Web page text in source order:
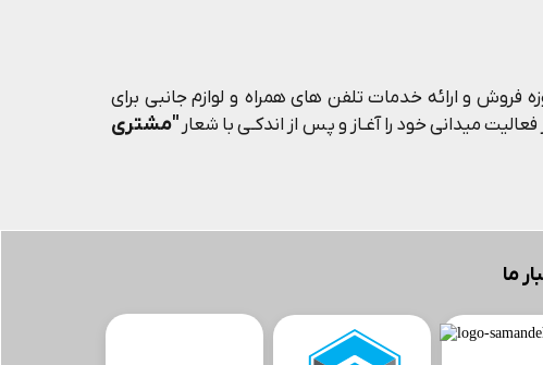
فروش و ارائه خدمات تلفن های همراه و لوازم جانبی برای
میدانی خود را آغـاز و پس از اندکـی با شعار "مشتری
ما